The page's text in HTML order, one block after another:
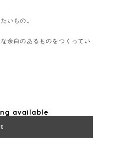
いもの。
余白のあるものをつくってい
available